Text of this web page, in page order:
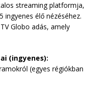
streaming platformja,
ingyenes élő nézéséhez.
Globo adás, amely
(ingyenes):
(egyes régiókban